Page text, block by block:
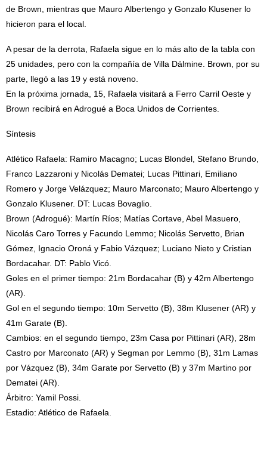
de Brown, mientras que Mauro Albertengo y Gonzalo Klusener lo
hicieron para el local.
A pesar de la derrota, Rafaela sigue en lo más alto de la tabla con
25 unidades, pero con la compañía de Villa Dálmine. Brown, por su
parte, llegó a las 19 y está noveno.
En la próxima jornada, 15, Rafaela visitará a Ferro Carril Oeste y
Brown recibirá en Adrogué a Boca Unidos de Corrientes.
Síntesis
Atlético Rafaela: Ramiro Macagno; Lucas Blondel, Stefano Brundo,
Franco Lazzaroni y Nicolás Dematei; Lucas Pittinari, Emiliano
Romero y Jorge Velázquez; Mauro Marconato; Mauro Albertengo y
Gonzalo Klusener. DT: Lucas Bovaglio.
Brown (Adrogué): Martín Ríos; Matías Cortave, Abel Masuero,
Nicolás Caro Torres y Facundo Lemmo; Nicolás Servetto, Brian
Gómez, Ignacio Oroná y Fabio Vázquez; Luciano Nieto y Cristian
Bordacahar. DT: Pablo Vicó.
Goles en el primer tiempo: 21m Bordacahar (B) y 42m Albertengo
(AR).
Gol en el segundo tiempo: 10m Servetto (B), 38m Klusener (AR) y
41m Garate (B).
Cambios: en el segundo tiempo, 23m Casa por Pittinari (AR), 28m
Castro por Marconato (AR) y Segman por Lemmo (B), 31m Lamas
por Vázquez (B), 34m Garate por Servetto (B) y 37m Martino por
Dematei (AR).
Árbitro: Yamil Possi.
Estadio: Atlético de Rafaela.